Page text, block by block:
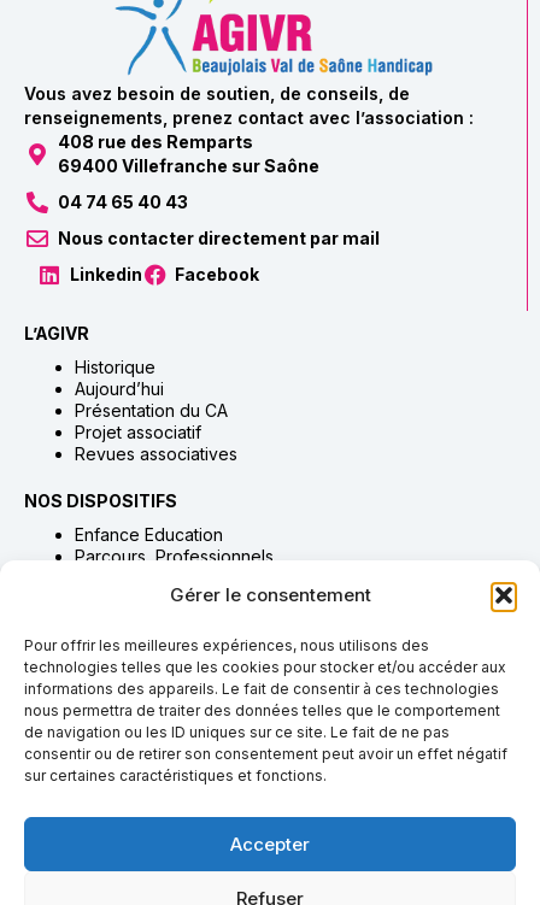
Gérer le consentement
Pour offrir les meilleures expériences, nous utilisons des
technologies telles que les cookies pour stocker et/ou accéder aux
informations des appareils. Le fait de consentir à ces technologies
nous permettra de traiter des données telles que le comportement
de navigation ou les ID uniques sur ce site. Le fait de ne pas
consentir ou de retirer son consentement peut avoir un effet négatif
sur certaines caractéristiques et fonctions.
Accepter
Refuser
Vous avez besoin de soutien, de conseils, de
renseignements, prenez contact avec l’association :
408 rue des Remparts
69400 Villefranche sur Saône
04 74 65 40 43
Nous contacter directement par mail
Linkedin
Facebook
L’AGIVR
Historique
Aujourd’hui
Présentation du CA
Projet associatif
Revues associatives
NOS DISPOSITIFS
Enfance Education
Parcours Professionnels
Adultes Accompagnement & Soins
NOUS SOUTENIR
Adhésion
Dons & legs
Bénévolat
Taxe d’apprentissage
NOUS REJOINDRE
Pourquoi rejoindre l’AGIVR
Offres & candidatures